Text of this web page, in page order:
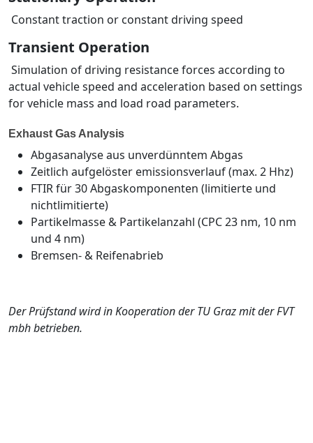
Constant traction or constant driving speed
Transient Operation
Simulation of driving resistance forces according to
actual vehicle speed and acceleration based on settings
for vehicle mass and load road parameters.
Exhaust Gas Analysis
Abgasanalyse aus unverdünntem Abgas
Zeitlich aufgelöster emissionsverlauf (max. 2 Hhz)
FTIR für 30 Abgaskomponenten (limitierte und
nichtlimitierte)
Partikelmasse & Partikelanzahl (CPC 23 nm, 10 nm
und 4 nm)
Bremsen- & Reifenabrieb
Der Prüfstand wird in Kooperation der TU Graz mit der FVT
mbh betrieben.